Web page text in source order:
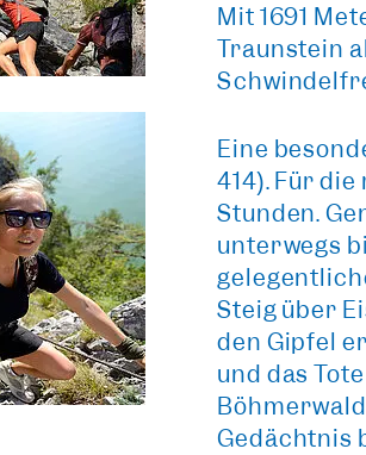
Mit 1691
Traunstein
Eine
414). Für
Stunden.
unterwegs
Steig über
den Gipfel
und das
Gedächtnis